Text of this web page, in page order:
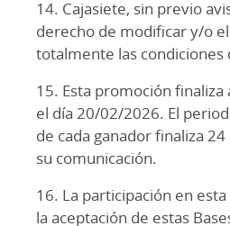
14. Cajasiete, sin previo
derecho de modificar y/o
totalmente las condiciones
15. Esta promoción
el día 20/02/2026. El
de cada ganador finaliza
su comunicación.
16. La participación en
la aceptación de estas